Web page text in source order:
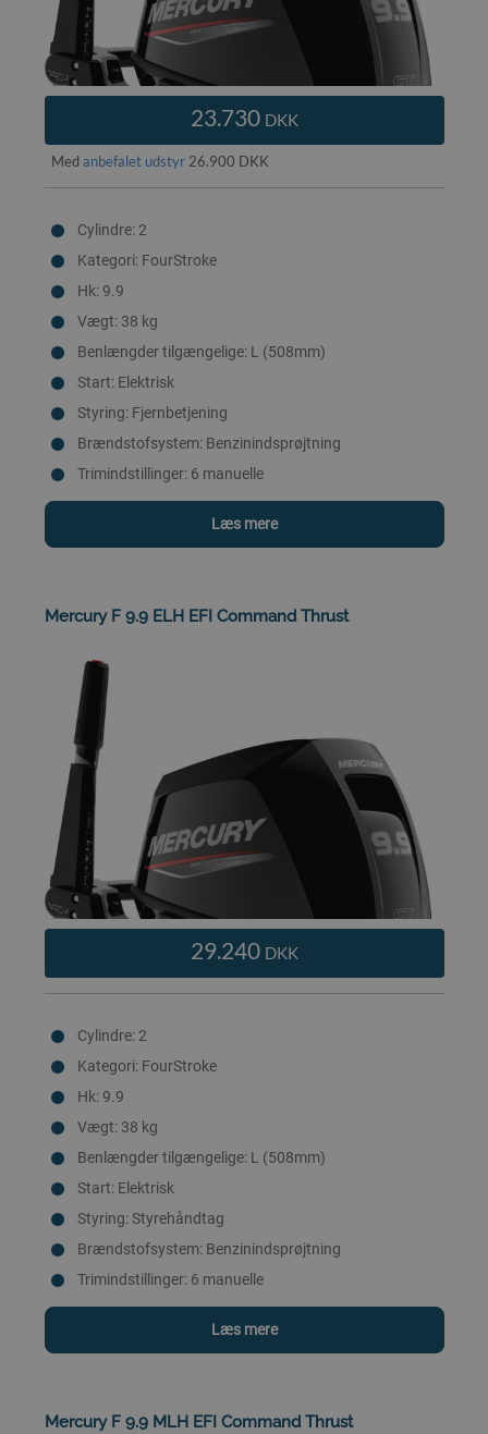
23.730 DKK
Med anbefalet udstyr26.900 DKK
Cylindre: 2
Kategori: FourStroke
Hk: 9.9
Vægt: 38 kg
Benlængder tilgængelige: L (508mm)
Start: Elektrisk
Styring: Fjernbetjening
Brændstofsystem: Benzinindsprøjtning
Trimindstillinger: 6 manuelle
Læs mere
Mercury F 9.9 ELH EFI Command Thrust
29.240 DKK
Cylindre: 2
Kategori: FourStroke
Hk: 9.9
Vægt: 38 kg
Benlængder tilgængelige: L (508mm)
Start: Elektrisk
Styring: Styrehåndtag
Brændstofsystem: Benzinindsprøjtning
Trimindstillinger: 6 manuelle
Læs mere
Mercury F 9.9 MLH EFI Command Thrust